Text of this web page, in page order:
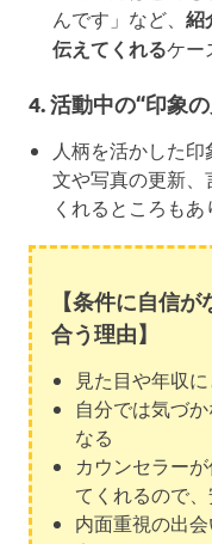
んです」など、 紹
伝えてくれるケー
4. 活動中の“印象
人柄を活かした
文や写真の更新、
くれるところもあ
【条件に自信
合う理由】
見た目や年収
自分では気づ
なる
カウンセラー
てくれるので
内面重視の出